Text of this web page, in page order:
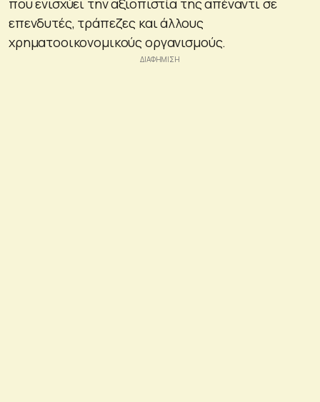
επενδυτές, τράπεζες και άλλους
χρηματοοικονομικούς οργανισμούς.